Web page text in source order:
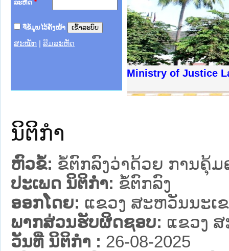
ລະຫັດ *
ຈື່ຂໍ້ມູນໄວ້ຄັ້ງໜ້າ
ສະໝັກ ລືມລະຫັດ
Ministry of Justice
ຊາຊົນ ພາກເໜືອ
ການ
ກາງ
ກໃຕ້
ນຕຳຫຼວດປະຊາຊົນ
ສັນຕິບານປະຊາຊົນ
ກເໜືອ
ຊາຊົນ ພາກກາງ
ນິຕິກໍາ
ຫົວຂໍ້: ຂໍ້ຕົກລົງວ່າດ້ວຍ ການຄຸ້
ປະເພດ ນິຕິກໍາ: ຂໍ້ຕົກລົງ
ອອກໂດຍ: ແຂວງ ສະຫວັນນະເ
ພາກສ່ວນຮັບຜິດຊອບ: ແຂວງ
ວັນທີ່ ນິຕິກໍາ : 26-08-2025